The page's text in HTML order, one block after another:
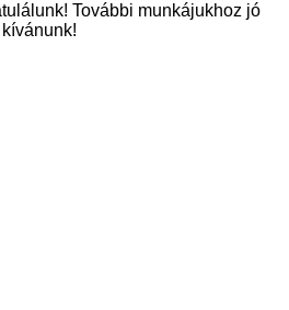
További munkájukhoz jó
kívánunk!